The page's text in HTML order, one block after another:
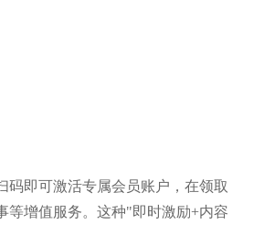
码即可激活专属会员账户，在领取
等增值服务。这种"即时激励+内容